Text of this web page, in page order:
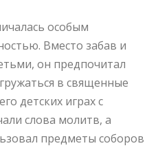
особым
Вместо забав и
он предпочитал
в священные
детских играх с
слова молитв, а
предметы соборов